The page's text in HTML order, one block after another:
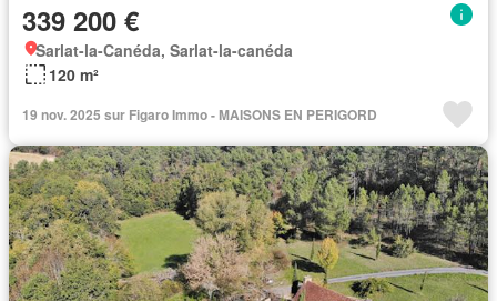
339 200 €
Sarlat-la-Canéda, Sarlat-la-canéda
120 m²
19 nov. 2025 sur Figaro Immo - MAISONS EN PERIGORD